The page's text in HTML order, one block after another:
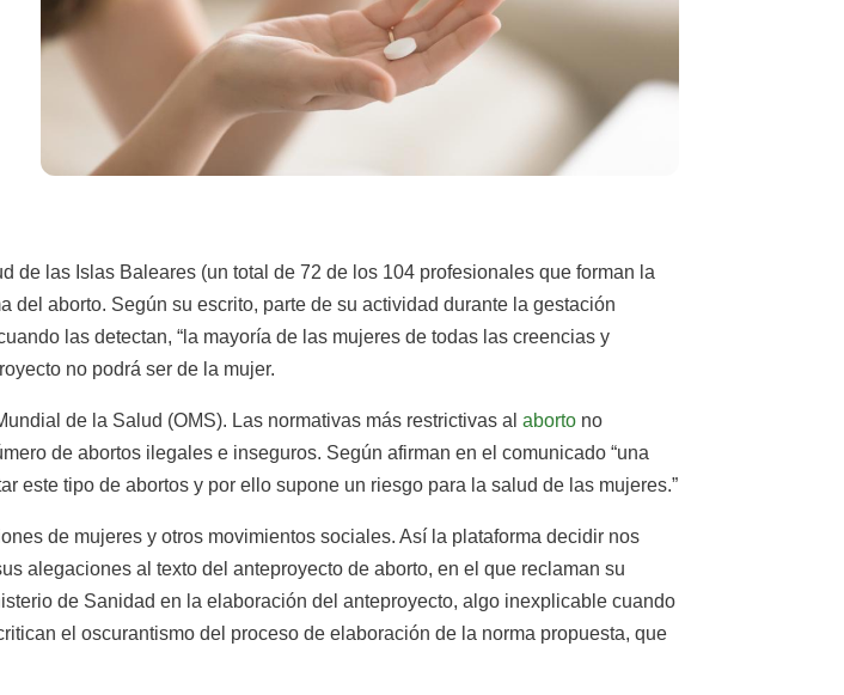
las Islas Baleares (un total de 72 de los 104 profesionales que forman la
aborto. Según su escrito, parte de su actividad durante la gestación
las detectan, “la mayoría de las mujeres de todas las creencias y
no podrá ser de la mujer.
de la Salud (OMS). Las normativas más restrictivas al aborto no
de abortos ilegales e inseguros. Según afirman en el comunicado “una
este tipo de abortos y por ello supone un riesgo para la salud de las mujeres.”
de mujeres y otros movimientos sociales. Así la plataforma decidir nos
alegaciones al texto del anteproyecto de aborto, en el que reclaman su
de Sanidad en la elaboración del anteproyecto, algo inexplicable cuando
el oscurantismo del proceso de elaboración de la norma propuesta, que